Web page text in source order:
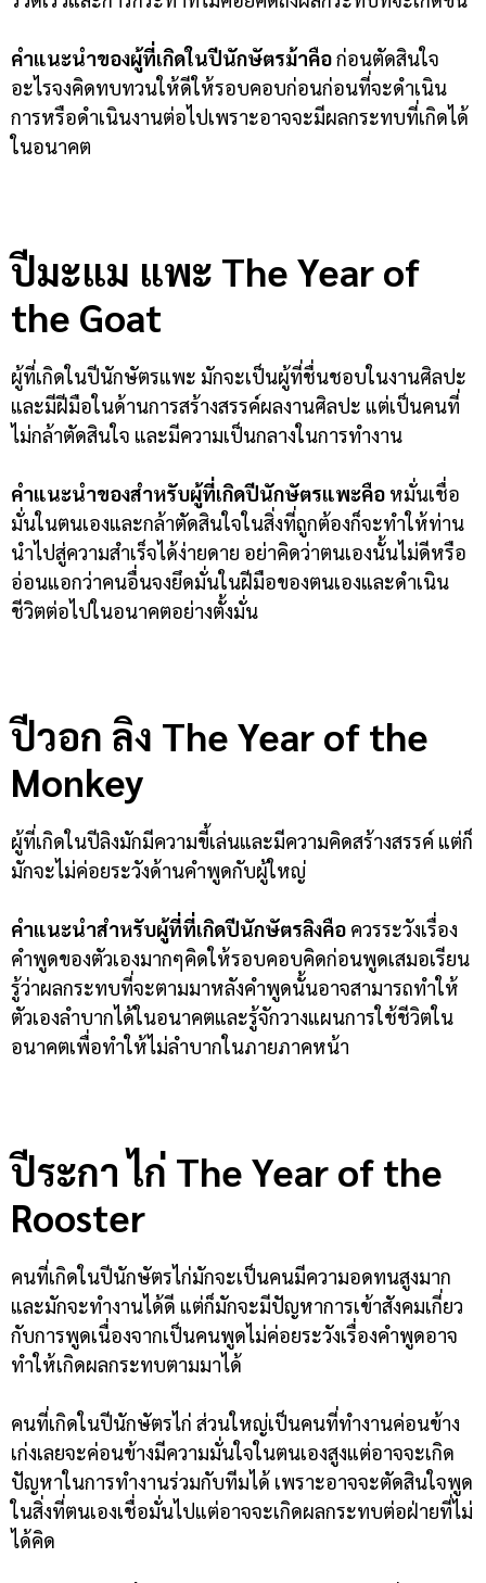
คำแนะนำของผู้ที่เกิดในปีนักษัตรม้าคือก่อนตัดสินใจ
อะไรจงคิดทบทวนให้ดีให้รอบคอบก่อนก่อนที่จะดำเนิน
การหรือดำเนินงานต่อไปเพราะอาจจะมีผลกระทบที่เกิดได้
ในอนาคต
ปีมะแม แพะ The Year of
the Goat
ผู้ที่เกิดในปีนักษัตรแพะ มักจะเป็นผู้ที่ชื่นชอบในงานศิลปะ
และมีฝีมือในด้านการสร้างสรรค์ผลงานศิลปะ แต่เป็นคนที่
ไม่กล้าตัดสินใจ และมีความเป็นกลางในการทำงาน
คำแนะนำของสำหรับผู้ที่เกิดปีนักษัตรแพะคือ หมั่นเชื่อ
มั่นในตนเองและกล้าตัดสินใจในสิ่งที่ถูกต้องก็จะทำให้ท่าน
นำไปสู่ความสำเร็จได้ง่ายดาย อย่าคิดว่าตนเองนั้นไม่ดีหรือ
อ่อนแอกว่าคนอื่นจงยึดมั่นในฝีมือของตนเองและดำเนิน
ชีวิตต่อไปในอนาคตอย่างตั้งมั่น
ปีวอก ลิง The Year of the
Monkey
ผู้ที่เกิดในปีลิงมักมีความขี้เล่นและมีความคิดสร้างสรรค์ แต่ก็
มักจะไม่ค่อยระวังด้านคำพูดกับผู้ใหญ่
คำแนะนำสำหรับผู้ที่ที่เกิดปีนักษัตรลิงคือ ควรระวังเรื่อง
คำพูดของตัวเองมากๆคิดให้รอบคอบคิดก่อนพูดเสมอเรียน
รู้ว่าผลกระทบที่จะตามมาหลังคำพูดนั้นอาจสามารถทำให้
ตัวเองลำบากได้ในอนาคตและรู้จักวางแผนการใช้ชีวิตใน
อนาคตเพื่อทำให้ไม่ลำบากในภายภาคหน้า
ปีระกา ไก่ The Year of the
Rooster
คนที่เกิดในปีนักษัตรไก่มักจะเป็นคนมีความอดทนสูงมาก
และมักจะทำงานได้ดี แต่ก็มักจะมีปัญหาการเข้าสังคมเกี่ยว
กับการพูดเนื่องจากเป็นคนพูดไม่ค่อยระวังเรื่องคำพูดอาจ
ทำให้เกิดผลกระทบตามมาได้
คนที่เกิดในปีนักษัตรไก่ ส่วนใหญ่เป็นคนที่ทำงานค่อนข้าง
เก่งเลยจะค่อนข้างมีความมั่นใจในตนเองสูงแต่อาจจะเกิด
ปัญหาในการทำงานร่วมกับทีมได้ เพราะอาจจะตัดสินใจพูด
ในสิ่งที่ตนเองเชื่อมั่นไปแต่อาจจะเกิดผลกระทบต่อฝ่ายที่ไม่
ได้คิด